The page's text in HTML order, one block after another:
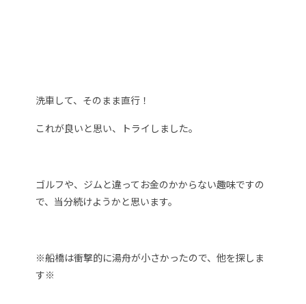
洗車して、そのまま直行！
これが良いと思い、トライしました。
ゴルフや、ジムと違ってお金のかからない趣味ですの
で、当分続けようかと思います。
※船橋は衝撃的に湯舟が小さかったので、他を探しま
す※